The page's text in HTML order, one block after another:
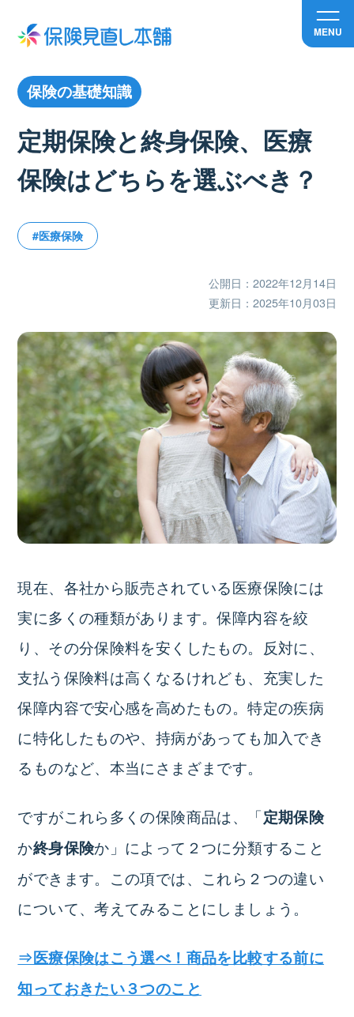
MENU
保険の基礎知識
定期保険と終身保険、医療
保険はどちらを選ぶべき？
#医療保険
公開日：2022年12月14日
更新日：2025年10月03日
現在、各社から販売されている医療保険には
実に多くの種類があります。保障内容を絞
り、その分保険料を安くしたもの。反対に、
支払う保険料は高くなるけれども、充実した
保障内容で安心感を高めたもの。特定の疾病
に特化したものや、持病があっても加入でき
るものなど、本当にさまざまです。
ですがこれら多くの保険商品は、「定期保険
か終身保険か」によって２つに分類すること
ができます。この項では、これら２つの違い
について、考えてみることにしましょう。
⇒医療保険はこう選べ！商品を比較する前に
知っておきたい３つのこと